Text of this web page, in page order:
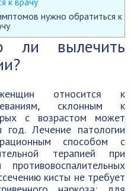
нужно обратиться к
ли вылечить
относится к
склонным к
с возрастом может
Лечение патологии
способом с
терапией при
кисты не требует